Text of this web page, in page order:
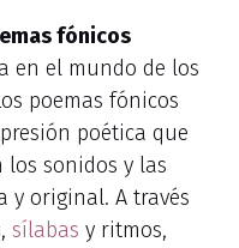
fónicos
en el mundo de los
poemas fónicos
poética que
los sonidos y las
y original. A través
sílabas y ritmos,